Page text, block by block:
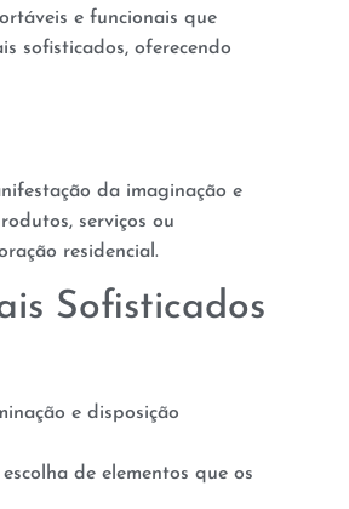
e funcionais que
sofisticados, oferecendo
da imaginação e
serviços ou
residencial.
Sofisticados
e disposição
de elementos que os